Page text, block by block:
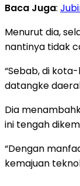
Baca Juga:
Menurut dia,
nantinya tidak
“Sebab, di
datangke
Dia
ini tengah
“Dengan
kemajuan